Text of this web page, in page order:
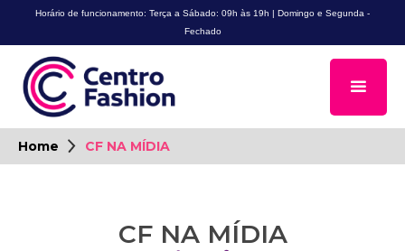
Horário de funcionamento: Terça a Sábado: 09h às 19h | Domingo e Segunda -
Fechado
Home CF NA MÍDIA
CF NA MÍDIA